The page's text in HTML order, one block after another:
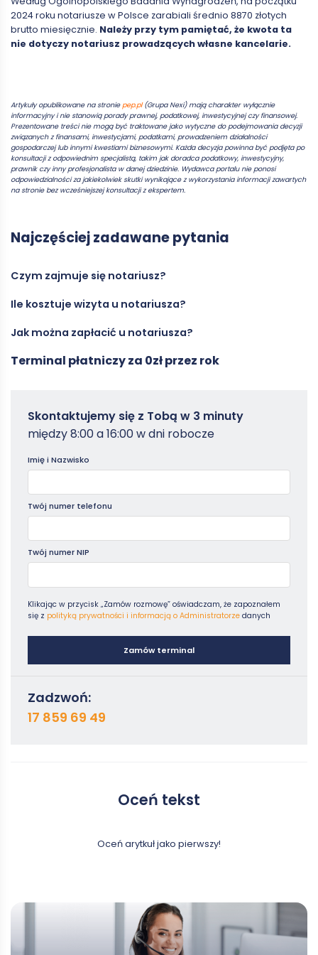
2024 roku notariusze w Polsce zarabiali średnio 8870 złotych
brutto miesięcznie. Należy przy tym pamiętać, że kwota ta
nie dotyczy notariusz prowadzących własne kancelarie.
Artykuły opublikowane na stroniepep.pl(Grupa Nexi) mają charakter wyłącznie
informacyjny i nie stanowią porady prawnej, podatkowej, inwestycyjnej czy finansowej.
Prezentowane treści nie mogą być traktowane jako wytyczne do podejmowania decyzji
związanych z finansami, inwestycjami, podatkami, prowadzeniem działalności
gospodarczej lub innymi kwestiami biznesowymi. Każda decyzja powinna być podjęta po
konsultacji z odpowiednim specjalistą, takim jak doradca podatkowy, inwestycyjny,
prawnik czy inny profesjonalista w danej dziedzinie. Wydawca portalu nie ponosi
odpowiedzialności za jakiekolwiek skutki wynikające z wykorzystania informacji zawartych
na stronie bez wcześniejszej konsultacji z ekspertem.
Najczęściej zadawane pytania
Czym zajmuje się notariusz?
Notariusz to osoba pełniąca funkcję zaufania publicznego,
innych dokumentów urzędowych, zapewniających ich
Ile kosztuje wizyta u notariusza?
Według ustawy Prawo o notariacie, porady zasięgane u
nie będzie konsultacją prawną. W zakresie konkretnych usług,
Jak można zapłacić u notariusza?
Biura notarialne najczęściej posiadają zarówno możliwość
Terminal płatniczy za 0zł przez rok
Zamowterminal
Poradniki
Skontaktujemy się z Tobą w 3 minuty
między 8:00 a 16:00 w dni robocze
Imię i Nazwisko
Twój numer telefonu
Twój numer NIP
Klikając w przycisk „Zamów rozmowę” oświadczam, że zapoznałem
się z polityką prywatności i informacją o Administratorze danych
Zamów terminal
Zadzwoń:
17 859 69 49
Oceń tekst
Oceń arytkuł jako pierwszy!